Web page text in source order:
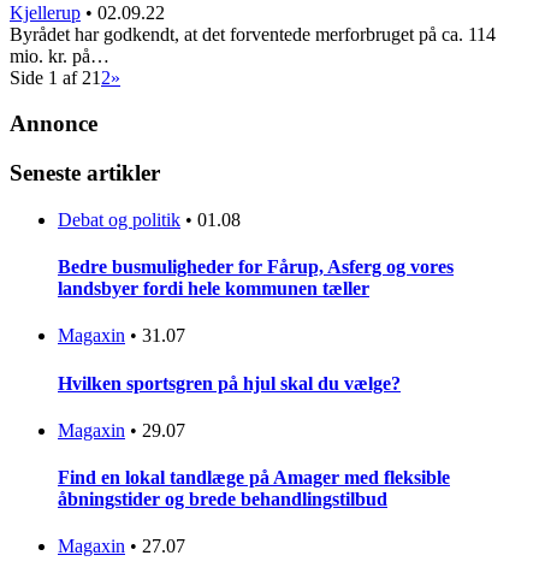
Kjellerup • 02.09.22
Byrådet har godkendt, at det forventede merforbruget på ca. 114
mio. kr. på…
Side 1 af 21 2»
Annonce
Seneste artikler
Debat og politik • 01.08
Bedre busmuligheder for Fårup, Asferg og vores
landsbyer fordi hele kommunen tæller
Magaxin • 31.07
Hvilken sportsgren på hjul skal du vælge?
Magaxin • 29.07
Find en lokal tandlæge på Amager med fleksible
åbningstider og brede behandlingstilbud
Magaxin • 27.07